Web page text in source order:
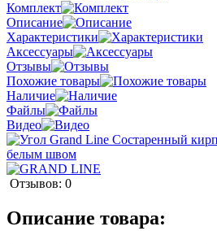
Комплект
Описание
Характеристики
Аксессуары
Отзывы
Похожие товары
Наличие
Файлы
Видео
Отзывов: 0
Описание товара: